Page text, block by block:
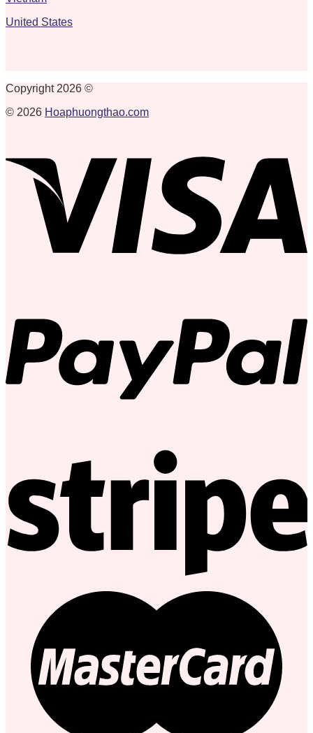
United States
Copyright 2026 ©
© 2026 Hoaphuongthao.com